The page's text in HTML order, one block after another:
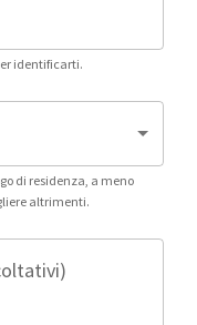
identificarti.
di residenza, a meno
altrimenti.